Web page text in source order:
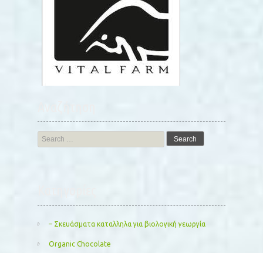
Search
for:
– Σκευάσματα καταλληλα για βιολογική γεωργία
Organic Chocolate